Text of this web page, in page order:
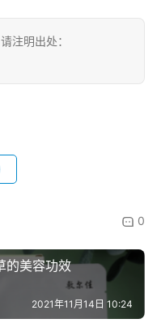
注明出处：
0
的美容功效
2021年11月14日 10:24